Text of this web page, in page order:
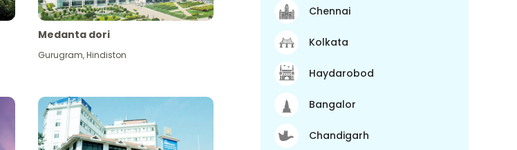
Medanta dori
Gurugram,Hindiston
Chennai
Kolkata
Haydarobod
Bangalor
Chandigarh